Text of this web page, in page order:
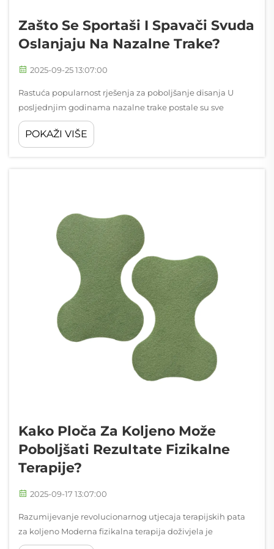
Zašto Se Sportaši I Spavači Svuda
Oslanjaju Na Nazalne Trake?
2025-09-25 13:07:00
Rastuća popularnost rješenja za poboljšanje disanja U
posljednjim godinama nazalne trake postale su sve
učestaliji prizor, od profesionalnih sportskih dvorana do
spavaćih soba širom svijeta. Ove jednostavne ljepljive trake
POKAŽI VIŠE
Kako Ploča Za Koljeno Može
Poboljšati Rezultate Fizikalne
Terapije?
2025-09-17 13:07:00
Razumijevanje revolucionarnog utjecaja terapijskih pata
za koljeno Moderna fizikalna terapija doživjela je
izvanredan napredak u metodama liječenja, a patovi za